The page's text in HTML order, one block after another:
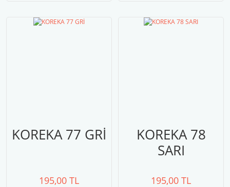
KOREKA 77 GRİ
195,00 TL
KOREKA 78
SARI
195,00 TL